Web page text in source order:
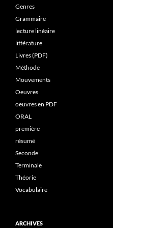
Genres
Grammaire
lecture linéaire
littérature
Livres (PDF)
Méthode
Mouvements
Oeuvres
oeuvres en PDF
ORAL
première
résumé
Seconde
Terminale
Théorie
Vocabulaire
ARCHIVES